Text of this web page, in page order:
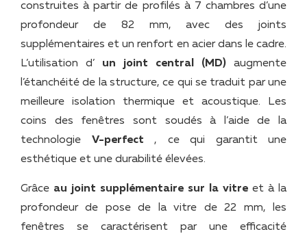
construites à partir de profilés à 7 chambres d’une
profondeur de 82 mm, avec des joints
supplémentaires et un renfort en acier dans le cadre.
L’utilisation d’ un joint central (MD) augmente
l’étanchéité de la structure, ce qui se traduit par une
meilleure isolation thermique et acoustique. Les
coins des fenêtres sont soudés à l’aide de la
technologie V-perfect , ce qui garantit une
esthétique et une durabilité élevées.
Grâce au joint supplémentaire sur la vitre et à la
profondeur de pose de la vitre de 22 mm, les
fenêtres se caractérisent par une efficacité